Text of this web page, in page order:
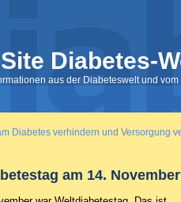
Diabetes-
aus der Diabeteswelt und
Diabetes verhindern und Versorgung
am 14.